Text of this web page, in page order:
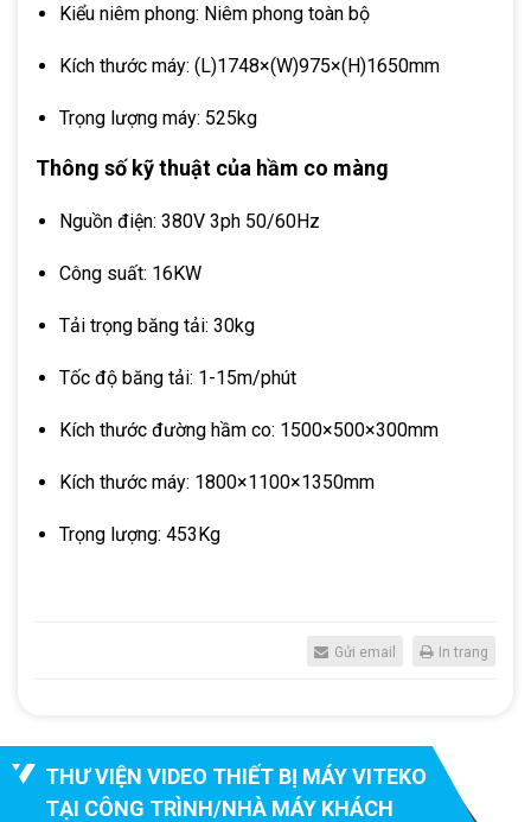
Kiểu niêm phong: Niêm phong toàn bộ
Kích thước máy: (L)1748×(W)975×(H)1650mm
Trọng lượng máy: 525kg
Thông số kỹ thuật của hầm co màng
Nguồn điện: 380V 3ph 50/60Hz
Công suất: 16KW
Tải trọng băng tải: 30kg
Tốc độ băng tải: 1-15m/phút
Kích thước đường hầm co: 1500×500×300mm
Kích thước máy: 1800×1100×1350mm
Trọng lượng: 453Kg
Gửi email In trang
THƯ VIỆN VIDEO THIẾT BỊ MÁY VITEKO
TẠI CÔNG TRÌNH/NHÀ MÁY KHÁCH